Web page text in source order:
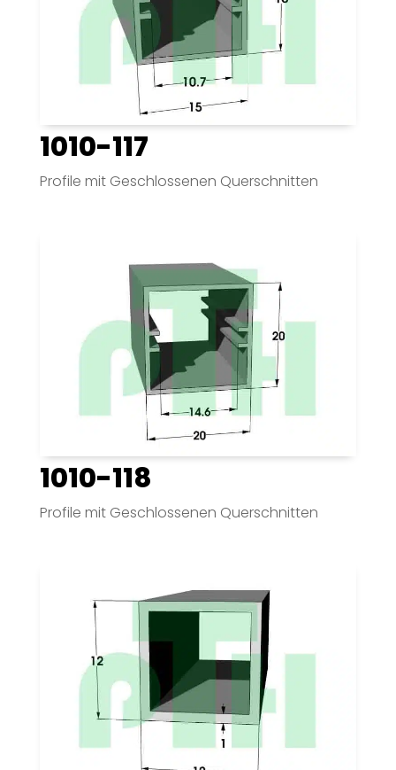
1010-117
Profile mit Geschlossenen Querschnitten
1010-118
Profile mit Geschlossenen Querschnitten